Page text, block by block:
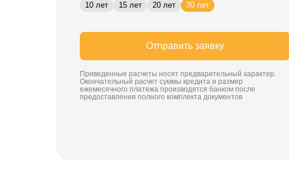
10 лет 15 лет 20 лет 30 лет
Отправить заявку
Приведенные расчеты носят предварительный характер.
Окончательный расчет суммы кредита и размер
ежемесячного платежа производятся банком после
предоставления полного комплекта документов